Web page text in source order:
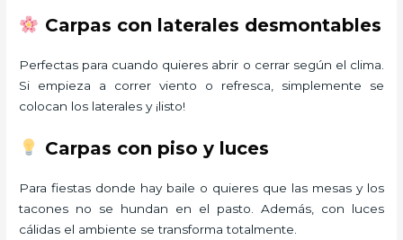
Carpas con laterales desmontables
Perfectas para cuando quieres abrir o cerrar según el clima.
Si empieza a correr viento o refresca, simplemente se
colocan los laterales y ¡listo!
Carpas con piso y luces
Para fiestas donde hay baile o quieres que las mesas y los
tacones no se hundan en el pasto. Además, con luces
cálidas el ambiente se transforma totalmente.